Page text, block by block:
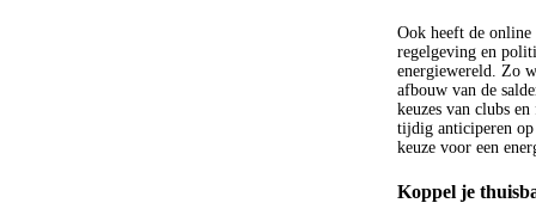
Ook heeft de online
regelgeving en
energiewereld. Zo
afbouw van de
keuzes van clubs
tijdig anticiperen
keuze voor een
Koppel je